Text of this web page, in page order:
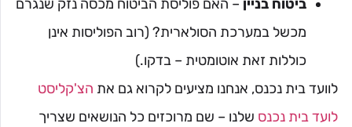
ביטוח בניין – האם פוליסת הביטוח מכסה נזק שנגרם
מכשל במערכת הסולארית? (רוב הפוליסות אינן
כוללות זאת אוטומטית – בדקו.)
לוועד בית נכנס, אנחנו מציעים לקרוא גם את הצ'קליסט
לועד בית נכנס שלנו – שם מרוכזים כל הנושאים שצריך